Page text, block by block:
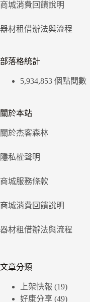
商城消費回饋說明
器材租借辦法與流程
部落格統計
5,934,853 個點閱數
關於本站
關於杰客森林
隱私權聲明
商城服務條款
商城消費回饋說明
器材租借辦法與流程
文章分類
上架快報 (19)
好康分享 (49)